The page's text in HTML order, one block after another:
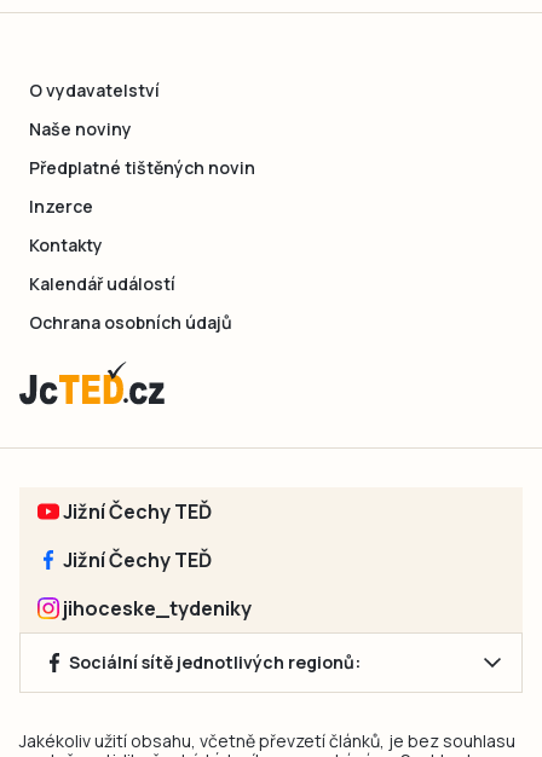
O vydavatelství
Naše noviny
Předplatné tištěných novin
Inzerce
Kontakty
Kalendář událostí
Ochrana osobních údajů
Jižní Čechy TEĎ
Jižní Čechy TEĎ
jihoceske_tydeniky
Sociální sítě jednotlivých regionů:
Jakékoliv užití obsahu, včetně převzetí článků, je bez souhlasu